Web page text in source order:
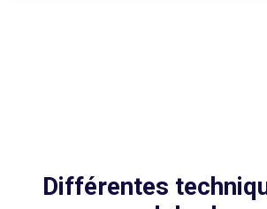
Différentes